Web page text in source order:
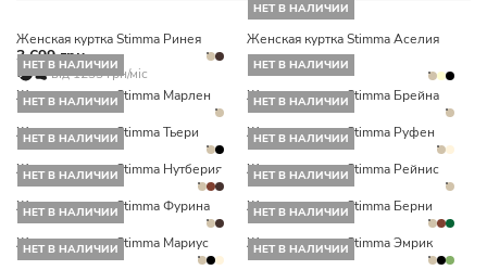
Женская куртка Stimma Ринея
3 699 грн
від 1233 грн/міс
НЕТ В НАЛИЧИИ
Женская куртка Stimma Аселия
НЕТ В НАЛИЧИИ
Женская куртка Stimma Марлен
НЕТ В НАЛИЧИИ
Женская куртка Stimma Брейна
НЕТ В НАЛИЧИИ
Женская куртка Stimma Тьери
НЕТ В НАЛИЧИИ
Женская куртка Stimma Руфен
НЕТ В НАЛИЧИИ
Женская куртка Stimma Нутберия
НЕТ В НАЛИЧИИ
Женская куртка Stimma Рейнис
НЕТ В НАЛИЧИИ
Женская куртка Stimma Фурина
НЕТ В НАЛИЧИИ
Женская куртка Stimma Берни
НЕТ В НАЛИЧИИ
Женская куртка Stimma Мариус
НЕТ В НАЛИЧИИ
Женская куртка Stimma Эмрик
НЕТ В НАЛИЧИИ НЕТ В НАЛИЧИИ